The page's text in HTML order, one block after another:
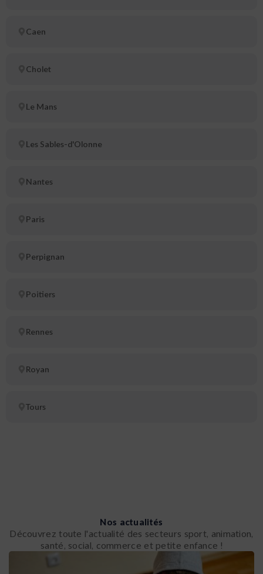
Caen
Cholet
Le Mans
Les Sables-d'Olonne
Nantes
Paris
Perpignan
Poitiers
Rennes
Royan
Tours
Nos actualités
Découvrez toute l'actualité des secteurs sport, animation,
santé, social, commerce et petite enfance !